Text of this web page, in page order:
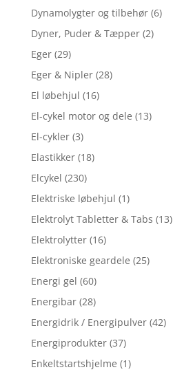
Dynamolygter og tilbehør (6)
Dyner, Puder & Tæpper (2)
Eger (29)
Eger & Nipler (28)
El løbehjul (16)
El-cykel motor og dele (13)
El-cykler (3)
Elastikker (18)
Elcykel (230)
Elektriske løbehjul (1)
Elektrolyt Tabletter & Tabs (13)
Elektrolytter (16)
Elektroniske geardele (25)
Energi gel (60)
Energibar (28)
Energidrik / Energipulver (42)
Energiprodukter (37)
Enkeltstartshjelme (1)